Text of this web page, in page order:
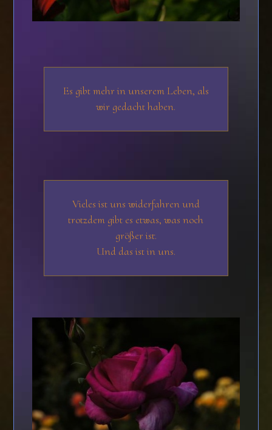
Es gibt mehr in unserem Leben, als
wir gedacht haben.
Vieles ist uns widerfahren und
trotzdem gibt es etwas, was noch
größer ist.
Und das ist in uns.